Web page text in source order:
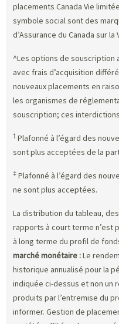
placements Canada Vie
symbole social sont des
d’Assurance du Canada sur la
^Les options de souscription
avec frais d’acquisition
nouveaux placements en
les organismes de
souscription; ces
† Plafonné à l’égard des
sont plus acceptées de la
‡ Plafonné à l’égard des
ne sont plus acceptées.
La distribution du tableau,
rapports à court terme n’est
à long terme du profil de
marché monétaire :Le
historique annualisé pour la
indiquée ci-dessus et non un
produits par l’entremise du
informer. Gestion de